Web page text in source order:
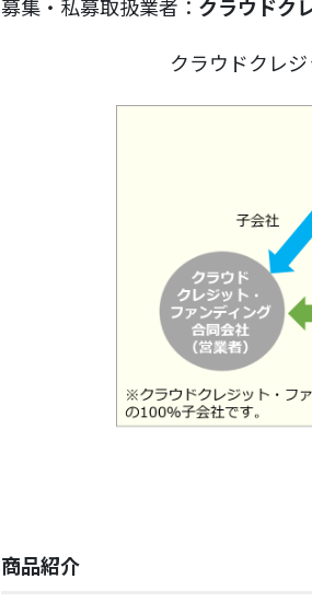
募集・私募取扱業者： クラウドク
クラウドクレ
商品紹介